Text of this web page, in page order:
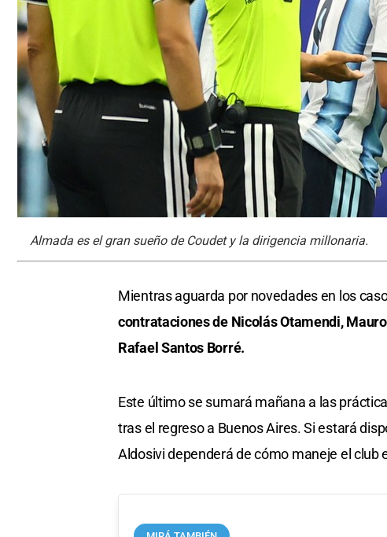
Almada es el gran sueño de Coudet y la dirigencia millonaria.
Mientras aguarda por novedades en los
contrataciones de Nicolás Otamendi,
Rafael Santos Borré.
Este último se sumará mañana a las
tras el regreso a Buenos Aires. Si estará
Aldosivi dependerá de cómo maneje el club